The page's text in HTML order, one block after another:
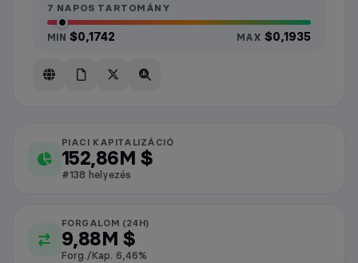
7 NAPOS TARTOMÁNY
MIN $0,1742 MAX $0,1935
EigenCloud piaci adatok
PIACI KAPITALIZÁCIÓ
152,86M $
#138 helyezés
FORGALOM (24H)
9,88M $
Forg./Kap. 6,46%